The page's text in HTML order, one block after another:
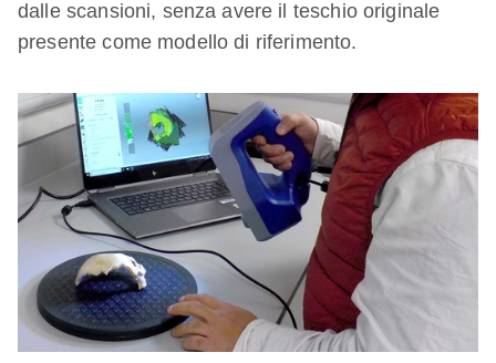
dalle scansioni, senza avere il teschio originale
presente come modello di riferimento.